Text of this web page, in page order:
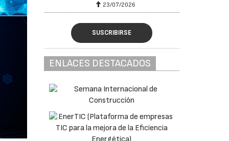
23/07/2026
SUSCRIBIRSE
ENLACES DESTACADOS